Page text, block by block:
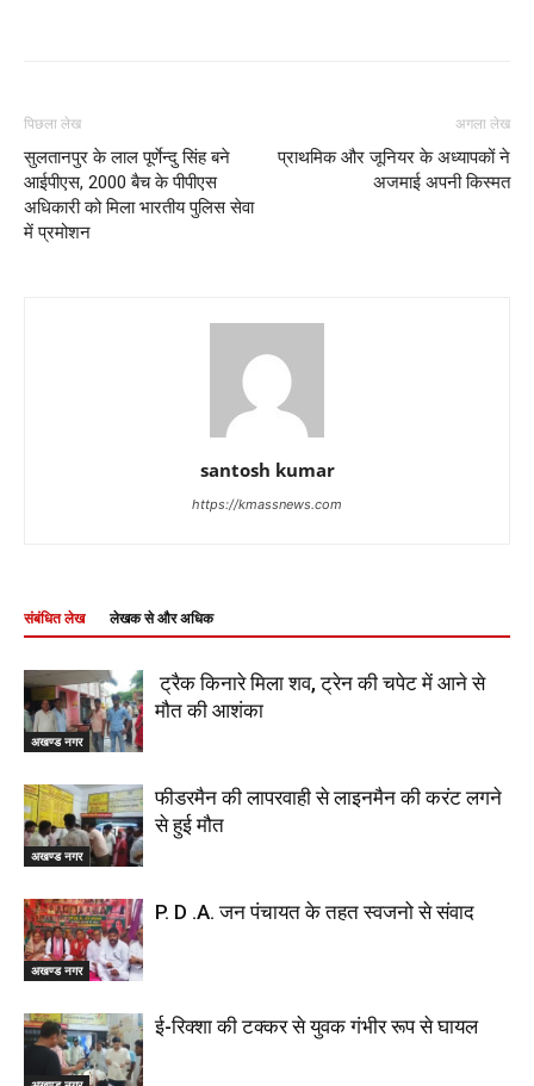
पिछला लेख
सुलतानपुर के लाल पूर्णेन्दु सिंह बने
आईपीएस, 2000 बैच के पीपीएस
अधिकारी को मिला भारतीय पुलिस सेवा
में प्रमोशन
अगला लेख
प्राथमिक और जूनियर के अध्यापकों ने
अजमाई अपनी किस्मत
santosh kumar
https://kmassnews.com
संबंधित लेख लेखक से और अधिक
अखण्ड नगर
ट्रैक किनारे मिला शव, ट्रेन की चपेट में आने से
मौत की आशंका
अखण्ड नगर
फीडरमैन की लापरवाही से लाइनमैन की करंट लगने
से हुई मौत
अखण्ड नगर
P. D .A. जन पंचायत के तहत स्वजनो से संवाद
ई-रिक्शा की टक्कर से युवक गंभीर रूप से घायल